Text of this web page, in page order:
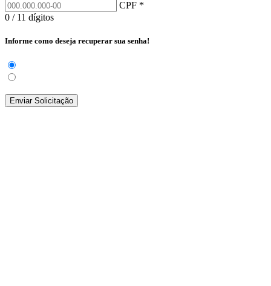
CPF *
0 / 11 dígitos
Informe como deseja recuperar sua senha!
Enviar Solicitação